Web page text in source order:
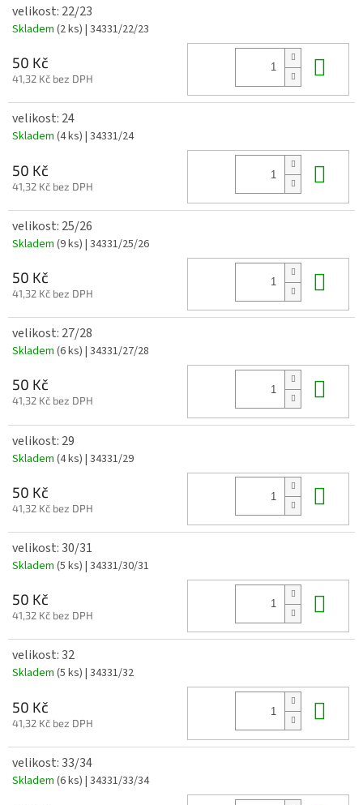
velikost: 22/23
Skladem (2 ks) | 34331/22/23
50 Kč
41,32 Kč bez DPH
velikost: 24
Skladem (4 ks) | 34331/24
50 Kč
41,32 Kč bez DPH
velikost: 25/26
Skladem (9 ks) | 34331/25/26
50 Kč
41,32 Kč bez DPH
velikost: 27/28
Skladem (6 ks) | 34331/27/28
50 Kč
41,32 Kč bez DPH
velikost: 29
Skladem (4 ks) | 34331/29
50 Kč
41,32 Kč bez DPH
velikost: 30/31
Skladem (5 ks) | 34331/30/31
50 Kč
41,32 Kč bez DPH
velikost: 32
Skladem (5 ks) | 34331/32
50 Kč
41,32 Kč bez DPH
velikost: 33/34
Skladem (6 ks) | 34331/33/34